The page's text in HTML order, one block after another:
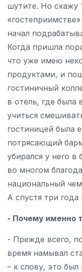
шутите. Но скажу
начал
Когда пришла
что уже имею
продуктами, и
гостиничный
в отель, где была
учиться
гостиницей была
потрясающий
убирался у него в
во многом
национальный
А спустя три
- Почему именно
- Прежде всего,
время намывал
– к слову, это